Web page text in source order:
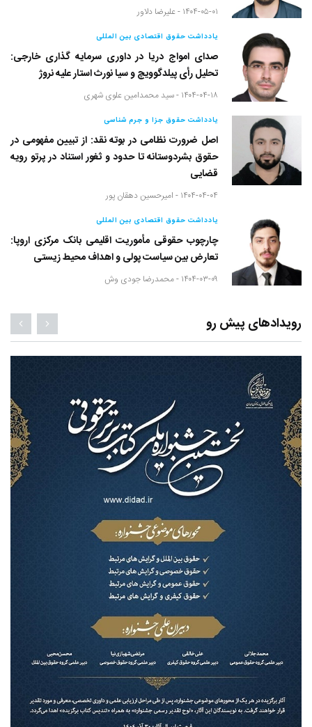
۱۴۰۴-۰۵-۰۱ - علیرضا دلاور
یادداشت حقوق اقتصادی بین المللی
صدای امواج دریا در داوری سرمایه گذاری خارجی:
تحلیل رأی پیلدگوویچ و سیا نورث استار علیه نروژ
۱۴۰۴-۰۴-۱۸ - سید محمدامین علوی شهری
یادداشت حقوق جزا و جرم شناسی
اصل ضرورت نظامی در بوته نقد: از تبیین مفهومی در
حقوق بشردوستانه تا حدود و ثغور استناد در پرتو رویه
قضایی
۱۴۰۴-۰۴-۰۴ - امیرحسین دهقان پور
یادداشت حقوق اقتصادی بین المللی
چارچوب حقوقی مأموریت اقلیمی بانک مرکزی اروپا:
تعارض بین سیاست پولی و اهداف محیط زیستی
۱۴۰۴-۰۳-۰۹ - محمدرضا جودی وش
رویدادهای پیش رو